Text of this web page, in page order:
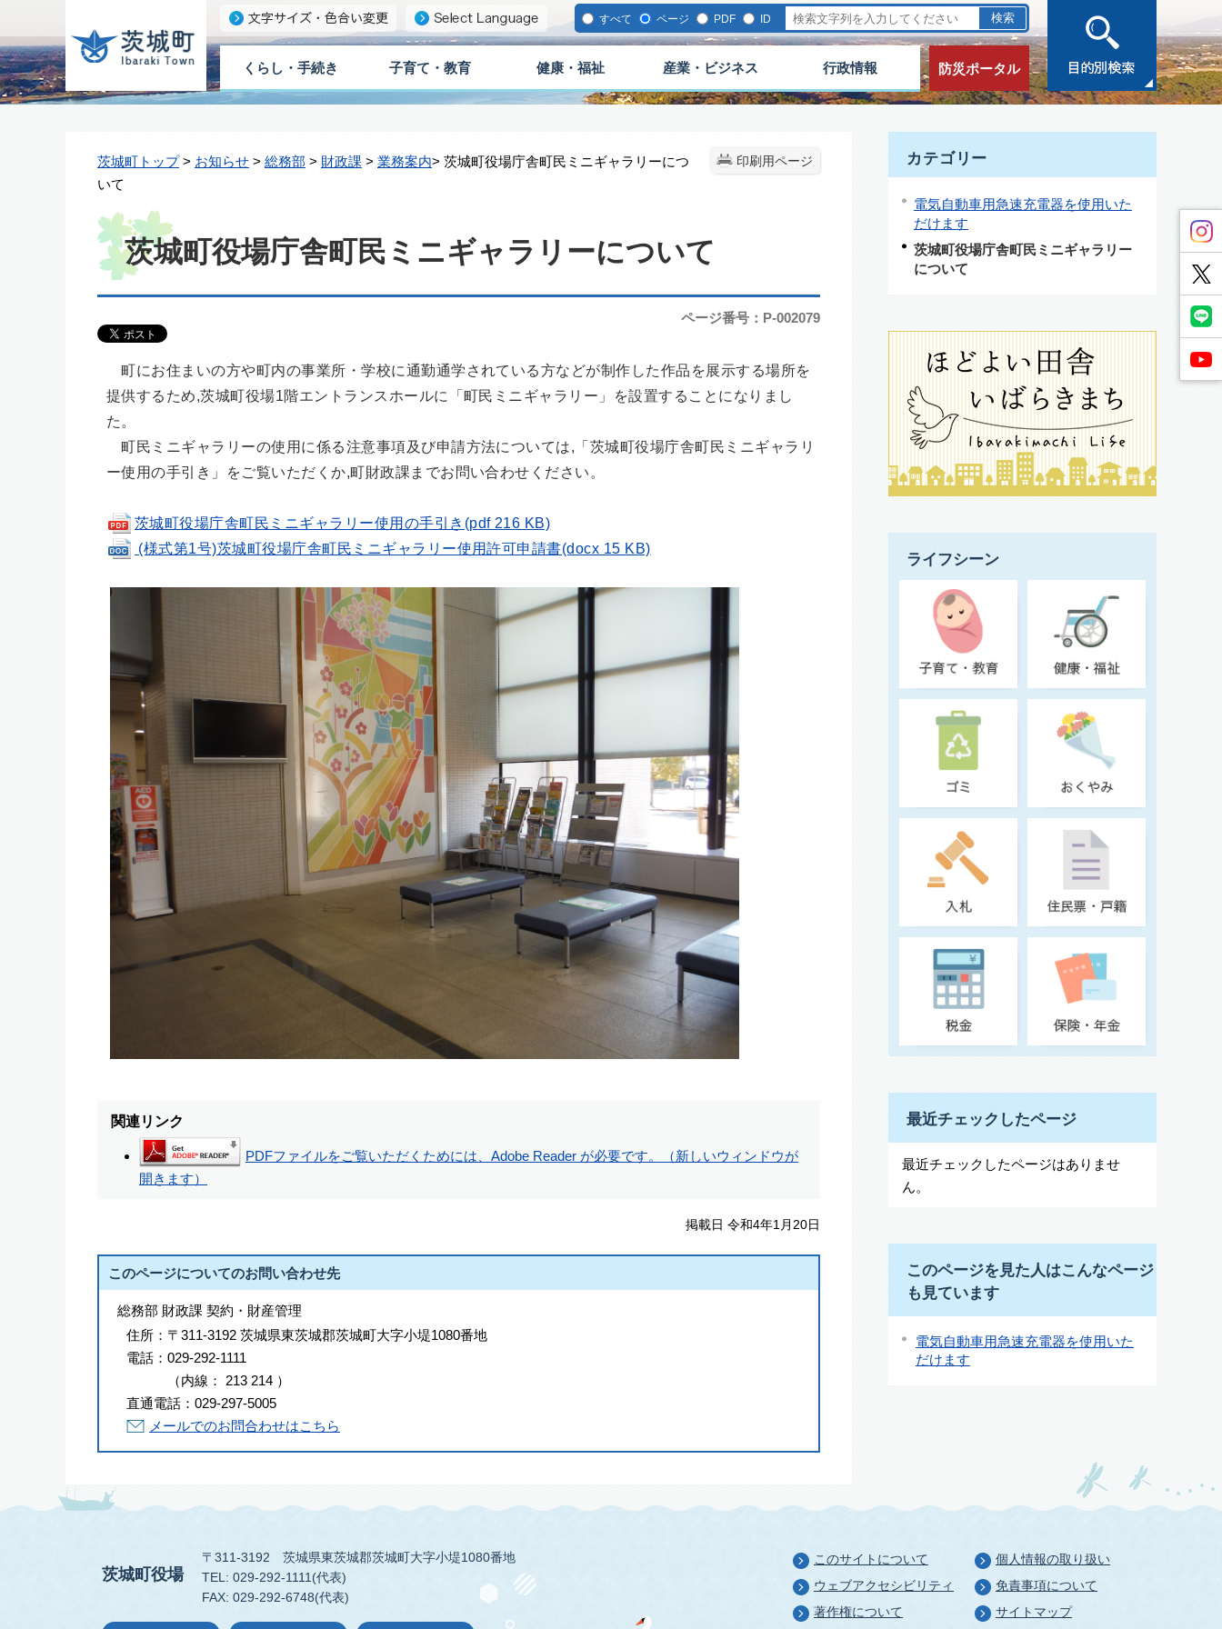
すべて ページ PDF ID
くらし・手続き 子育て・教育 健康・福祉 産業・ビジネス 行政情報 防災ポータル
印刷用ページ
茨城町トップ> お知らせ > 総務部 > 財政課 > 業務案内> 茨城町役場庁舎町民ミニギャラリーにつ
いて
茨城町役場庁舎町民ミニギャラリーについて
ページ番号：P-002079
町にお住まいの方や町内の事業所・学校に通勤通学されている方などが制作した作品を展示する場所を
提供するため,茨城町役場1階エントランスホールに「町民ミニギャラリー」を設置することになりまし
た。
町民ミニギャラリーの使用に係る注意事項及び申請方法については,「茨城町役場庁舎町民ミニギャラリ
ー使用の手引き」をご覧いただくか,町財政課までお問い合わせください。
茨城町役場庁舎町民ミニギャラリー使用の手引き(pdf 216 KB)
(様式第1号)茨城町役場庁舎町民ミニギャラリー使用許可申請書(docx 15 KB)
関連リンク
PDFファイルをご覧いただくためには、Adobe Reader が必要です。（新しいウィンドウが
開きます）
掲載日 令和4年1月20日
このページについてのお問い合わせ先
総務部 財政課 契約・財産管理
住所： 〒311-3192 茨城県東茨城郡茨城町大字小堤1080番地
電話： 029-292-1111
（内線 ： 213 214 ）
直通電話： 029-297-5005
メールでのお問合わせはこちら
カテゴリー
電気自動車用急速充電器を使用いた
だけます
茨城町役場庁舎町民ミニギャラリー
について
ライフシーン
最近チェックしたページ
最近チェックしたページはありませ
ん。
このページを見た人はこんなページ
も見ています
電気自動車用急速充電器を使用いた
だけます
茨城町役場
〒311-3192
茨城県東茨城郡茨城町大字小堤1080番地
TEL: 029-292-1111(代表)
FAX: 029-292-6748(代表)
このサイトについて
個人情報の取り扱い
ウェブアクセシビリティ
免責事項について
著作権について
サイトマップ